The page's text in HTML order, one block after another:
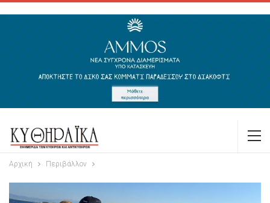
Αρχική Περιβάλλον